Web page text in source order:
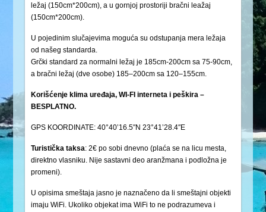
ležaj (150cm*200cm), a u gornjoj prostoriji bračni leažaj
(150cm*200cm).
U pojedinim slučajevima moguća su odstupanja mera ležaja
od našeg standarda.
Grčki standard za normalni ležaj je 185cm-200cm sa 75-90cm,
a bračni ležaj (dve osobe) 185–200cm sa 120–155cm.
Korišćenje klima uređaja, WI-FI interneta i peškira –
BESPLATNO.
GPS KOORDINATE: 40°40’16.5″N 23°41’28.4″E
Turistička taksa: 2€ po sobi dnevno (plaća se na licu mesta,
direktno vlasniku. Nije sastavni deo aranžmana i podložna je
promeni).
U opisima smeštaja jasno je naznačeno da li smeštajni objekti
imaju WiFi. Ukoliko objekat ima WiFi to ne podrazumeva i